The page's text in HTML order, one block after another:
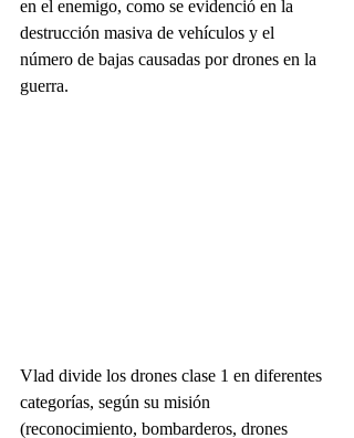
en el enemigo, como se evidenció en la
destrucción masiva de vehículos y el
número de bajas causadas por drones en la
guerra.
Vlad divide los drones clase 1 en diferentes
categorías, según su misión
(reconocimiento, bombarderos, drones